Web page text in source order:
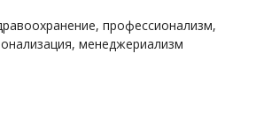
профессионализм,
менеджериализм